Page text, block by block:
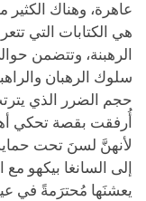
عاهرة، وهناك
هي الكتابات التي
الرهبنة، وتتضمن
سلوك الرهبان
حجم الضرر الذي
أُرفقت بقصة تحكي
لأنهنَّ لسنَ تحت حماية
إلى السانغا بيكهو
يعشنَها مُحترَمةً في